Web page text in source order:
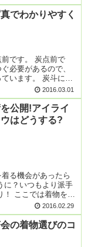
でわかりやすく
です。 炭点前で
必要があるので、
います。 炭斗に組
、 炭、炭斗...2016.03.01
公開!アイライ
はどうする?
る機会があったら
に？いつもより派手
！ ここでは着物を着
2016.02.29
の着物選びのコ